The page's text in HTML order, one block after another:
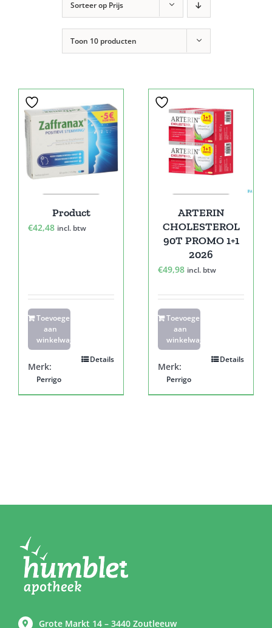
Sorteer op Prijs
Toon 10 producten
Product
€42,48 incl. btw
Toevoegen
aan
winkelwagen
Details
Merk:
Perrigo
ARTERIN
CHOLESTEROL
90T PROMO 1+1
2026
€49,98 incl. btw
Toevoegen
aan
winkelwagen
Details
Merk:
Perrigo
Grote Markt 14 – 3440 Zoutleeuw